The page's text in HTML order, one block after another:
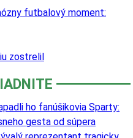
futbalový moment:
zostrelil
ho fanúšikovia Sparty:
gesta od súpera